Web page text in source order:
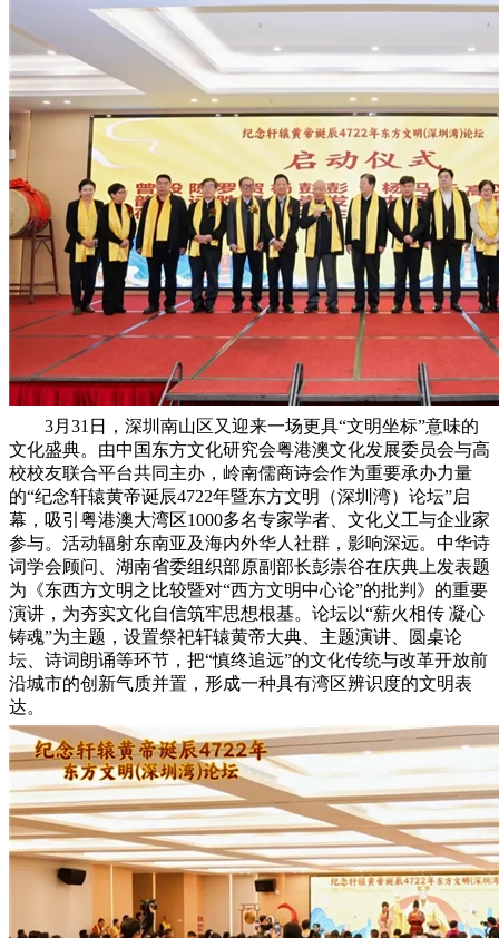
3月31日，深圳南山区又迎来一场更具“文明坐标”意味的
文化盛典。由中国东方文化研究会粤港澳文化发展委员会与高
校校友联合平台共同主办，岭南儒商诗会作为重要承办力量
的“纪念轩辕黄帝诞辰4722年暨东方文明（深圳湾）论坛”启
幕，吸引粤港澳大湾区1000多名专家学者、文化义工与企业家
参与。活动辐射东南亚及海内外华人社群，影响深远。中华诗
词学会顾问、湖南省委组织部原副部长彭崇谷在庆典上发表题
为《东西方文明之比较暨对“西方文明中心论”的批判》的重要
演讲，为夯实文化自信筑牢思想根基。论坛以“薪火相传 凝心
铸魂”为主题，设置祭祀轩辕黄帝大典、主题演讲、圆桌论
坛、诗词朗诵等环节，把“慎终追远”的文化传统与改革开放前
沿城市的创新气质并置，形成一种具有湾区辨识度的文明表
达。